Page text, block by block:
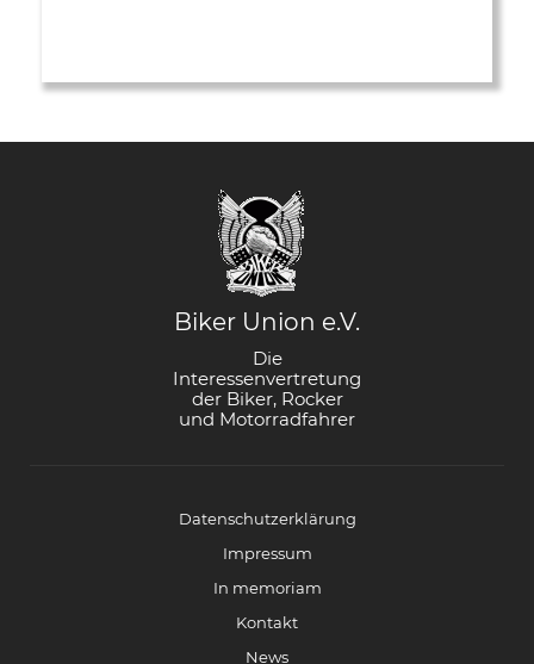
Biker Union e.V.
Die
Interessenvertretung
der Biker, Rocker
und Motorradfahrer
Datenschutzerklärung
Impressum
In memoriam
Kontakt
News